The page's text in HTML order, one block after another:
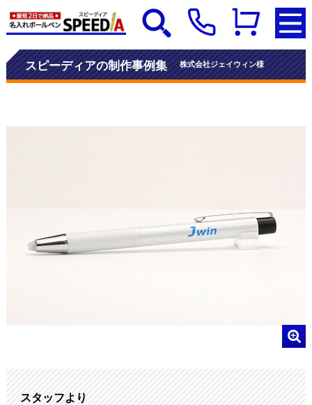
スピーディアの制作事例集 株式会社ジェイウィン様
スタッフより